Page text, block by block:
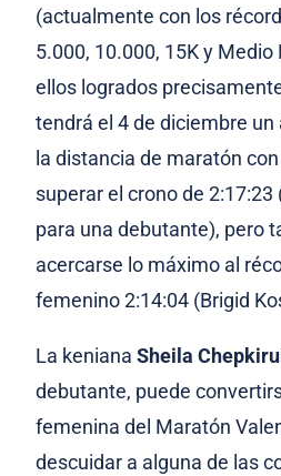
(actualmente con los
5.000, 10.000, 15K y
ellos logrados
tendrá el 4 de diciembre
la distancia de maratón
superar el crono de
para una debutante), pero
acercarse lo máximo al
femenino 2:14:04 (Brigid
La kenianaSheila
debutante, puede
femenina del Maratón
descuidar a alguna de las